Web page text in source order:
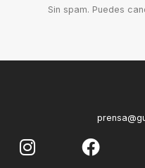
Sin spam. Puedes